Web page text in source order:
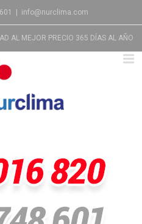
info@nurclima.com
AL MEJOR PRECIO 365 DÍAS AL AÑO